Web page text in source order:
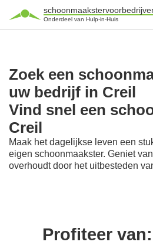
Onderdeel van Hulp-in-Huis
Zoek een
uw bedrijf in Creil
Vind snel een
Creil
Maak het dagelijkse leven een
eigen schoonmaakster. Geniet
overhoudt door het uitbesteden
Profiteer van: